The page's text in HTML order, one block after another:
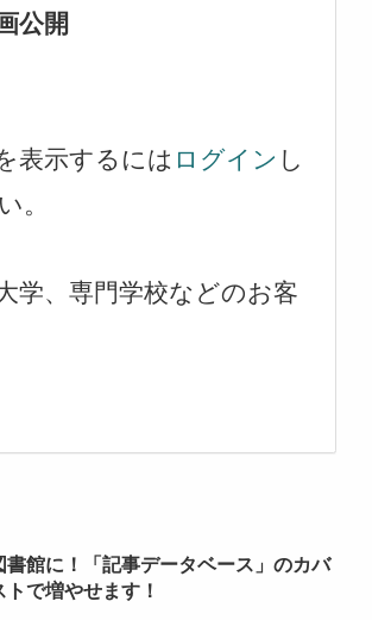
公開
表示するには ログイン し
。
学、専門学校などのお客
書館に！「記事データベース」のカバ
で増やせます！